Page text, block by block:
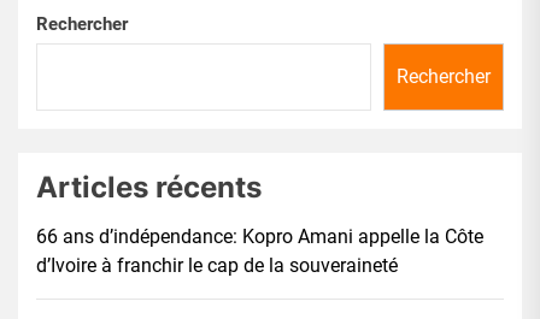
Rechercher
Rechercher
Articles récents
66 ans d’indépendance: Kopro Amani appelle la Côte
d’Ivoire à franchir le cap de la souveraineté